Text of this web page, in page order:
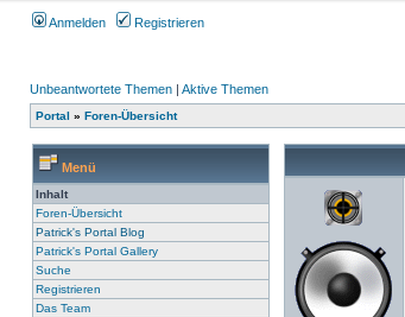
Anmelden Registrieren
Unbeantwortete Themen | Aktive Themen
Portal » Foren-Übersicht
Menü
Inhalt
Foren-Übersicht
Patrick's Portal Blog
Patrick's Portal Gallery
Suche
Registrieren
Das Team